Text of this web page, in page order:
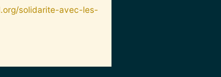
solidarite-avec-les-